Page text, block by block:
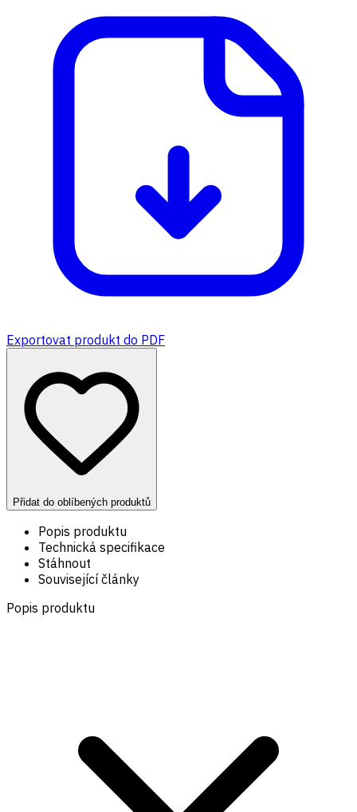
Exportovat produkt do PDF
Přidat do oblíbených produktů
Popis produktu
Technická specifikace
Stáhnout
Související články
Popis produktu